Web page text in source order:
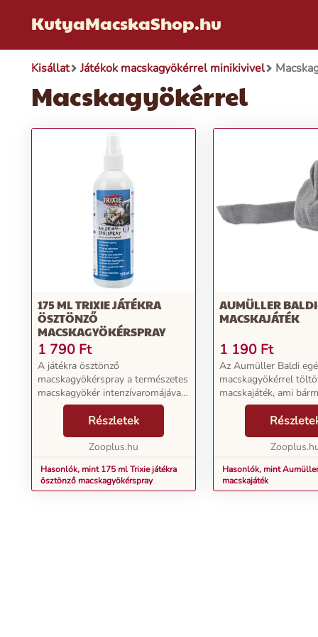
KutyaMacskaShop.hu
Kisállat Játékok macskagyökérrel minikivivel
Macskagyökérrel
175 ML TRIXIE JÁTÉKRA
ÖSZTÖNZŐ
MACSKAGYÖKÉRSPRAY
1 790 Ft
A játékra ösztönző
macskagyökérspray a természetes
macskagyökér intenzívaromájával
készül. A macskagyökér illata
cicájára stimuláló hatással bír. Így
a spray-vel befújt tárgyak -
például egy macskaját...
Részletek
Zooplus.hu
Hasonlók, mint 175 ml Trixie játékra
ösztönző macskagyökérspray
AUMÜLLER
MACSKAJÁTÉK
1 190 Ft
Az Aumüller Baldi
macskagyökérrel
macskajáték, ami
számára tökéletes. A
macskagyökér a
ideális alternatíváját
intenzív illatú Baldi
Hasonlók, mint
macskajáték